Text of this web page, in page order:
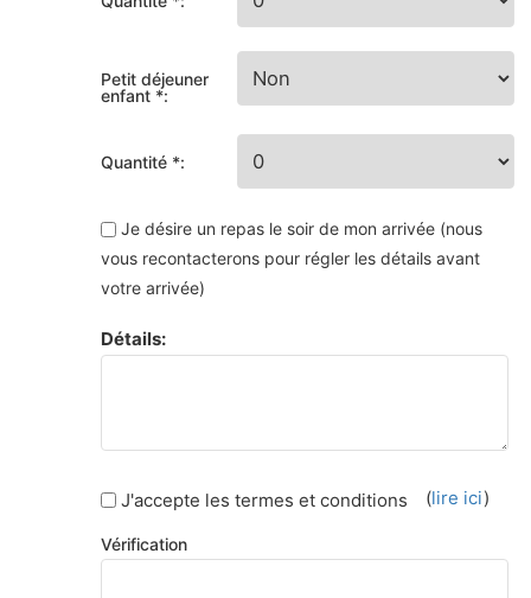
Petit déjeuner
enfant *:
Quantité *:
Je désire un repas le soir de mon arrivée (nous
vous recontacterons pour régler les détails avant
votre arrivée)
Détails:
J'accepte les termes et conditions (lire ici)
Vérification